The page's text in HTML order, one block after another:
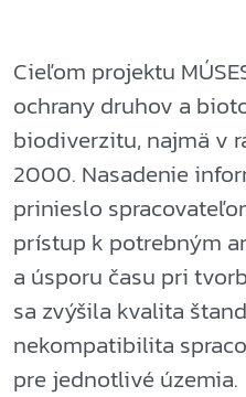
Cieľom projektu
ochrany druhov a
biodiverzitu, najmä v
2000. Nasadenie
prinieslo
prístup k potrebným
a úsporu času pri
sa zvýšila kvalita
nekompatibilita
pre jednotlivé územia.